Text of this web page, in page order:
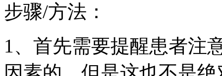
步骤/方法：
1、首先需要提醒患者注